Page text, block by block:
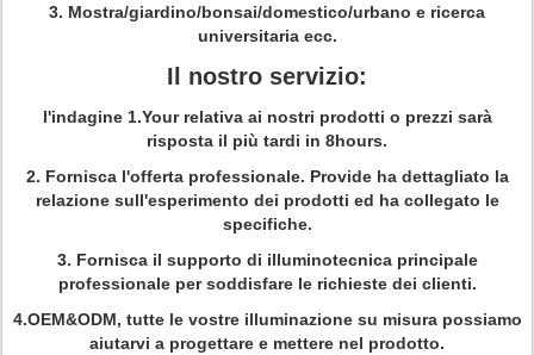
3. Mostra/giardino/bonsai/domestico/urbano e ricerca
universitaria ecc.
Il nostro servizio:
l'indagine 1.Your relativa ai nostri prodotti o prezzi sarà
risposta il più tardi in 8hours.
2. Fornisca l'offerta professionale. Provide ha dettagliato la
relazione sull'esperimento dei prodotti ed ha collegato le
specifiche.
3. Fornisca il supporto di illuminotecnica principale
professionale per soddisfare le richieste dei clienti.
4.OEM&ODM, tutte le vostre illuminazione su misura possiamo
aiutarvi a progettare e mettere nel prodotto.